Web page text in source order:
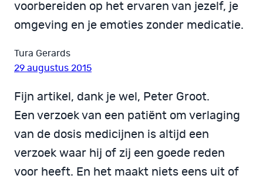
voorbereiden op het ervaren van jezelf, je
omgeving en je emoties zonder medicatie.
Tura Gerards
29 augustus 2015
Fijn artikel, dank je wel, Peter Groot.
Een verzoek van een patiënt om verlaging
van de dosis medicijnen is altijd een
verzoek waar hij of zij een goede reden
voor heeft. En het maakt niets eens uit of